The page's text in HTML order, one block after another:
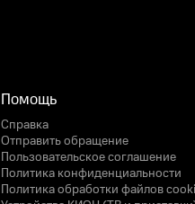
Помощь
Справка
Отправить обращение
Пользовательское соглашение
Политика конфиденциальности
Политика обработки файлов